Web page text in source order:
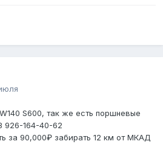
S600, так же есть поршневые
926-164-40-62
за 90,000₽ забирать 12 км от МКАД